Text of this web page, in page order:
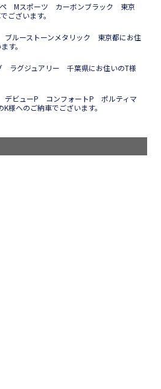
Mスポーツ カーボンブラック 東京
ございます。
ルーストーンメタリック 東京都にお住
す。
グジュアリー 千葉県にお住いのT様
ビューP コンフォートP ポルティマ
へのご納車でございます。